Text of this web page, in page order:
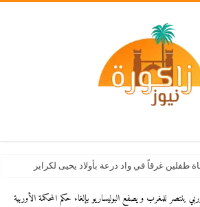
طفلين غرقاً في واد درعة بأولاد يحيى لكراير
ينتصر للمغرب و يصفع البوليساريو بإلغاء حكم المحكمة الأوربية